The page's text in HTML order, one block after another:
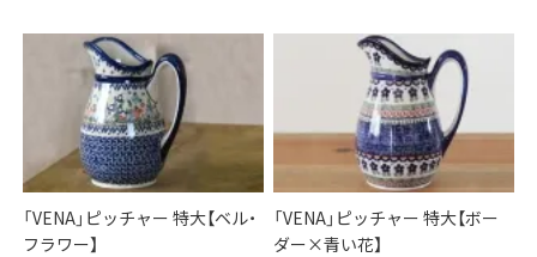
「VENA」ピッチャー 特大【ベル・
フラワー】
「VENA」ピッチャー 特大【ボー
ダー×青い花】